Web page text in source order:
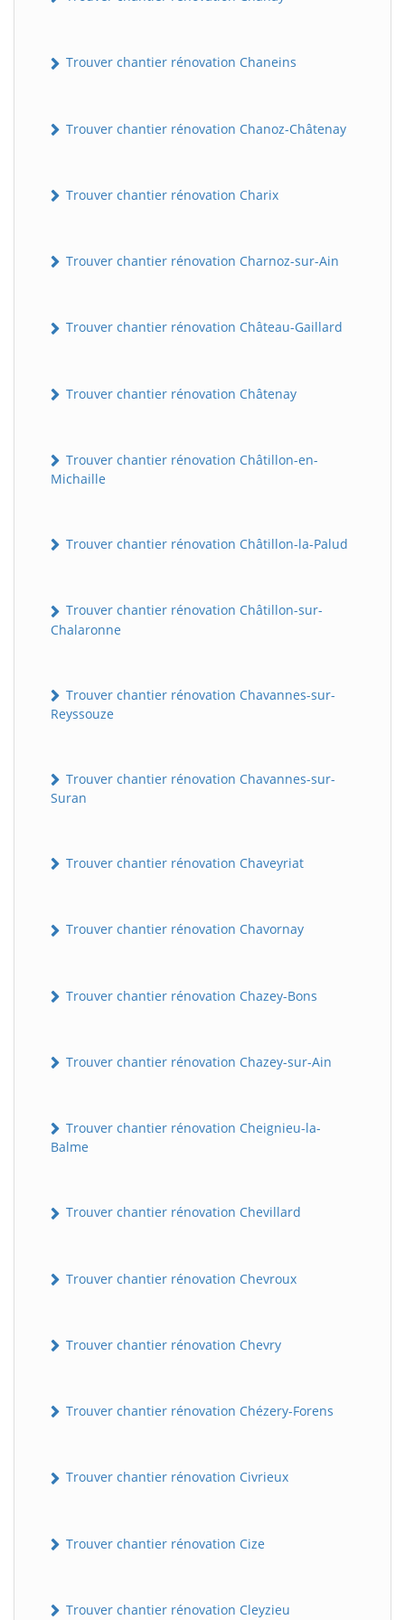
Trouver chantier rénovation Chaneins
Trouver chantier rénovation Chanoz-Châtenay
Trouver chantier rénovation Charix
Trouver chantier rénovation Charnoz-sur-Ain
Trouver chantier rénovation Château-Gaillard
Trouver chantier rénovation Châtenay
Trouver chantier rénovation Châtillon-en-
Michaille
Trouver chantier rénovation Châtillon-la-Palud
Trouver chantier rénovation Châtillon-sur-
Chalaronne
Trouver chantier rénovation Chavannes-sur-
Reyssouze
Trouver chantier rénovation Chavannes-sur-
Suran
Trouver chantier rénovation Chaveyriat
Trouver chantier rénovation Chavornay
Trouver chantier rénovation Chazey-Bons
Trouver chantier rénovation Chazey-sur-Ain
Trouver chantier rénovation Cheignieu-la-
Balme
Trouver chantier rénovation Chevillard
Trouver chantier rénovation Chevroux
Trouver chantier rénovation Chevry
Trouver chantier rénovation Chézery-Forens
Trouver chantier rénovation Civrieux
Trouver chantier rénovation Cize
Trouver chantier rénovation Cleyzieu
BatiWebPro